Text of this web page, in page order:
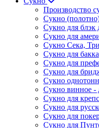
Производство
Сукно
Сукно для блэк
Сукно для
Сукно Сека,
Сукно для
Сукно для
Сукно для
Сукно
Сукно винное -
Сукно для
Сукно для
Сукно для
Сукно для